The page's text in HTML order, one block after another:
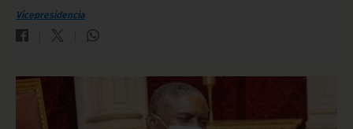
Vicepresidencia